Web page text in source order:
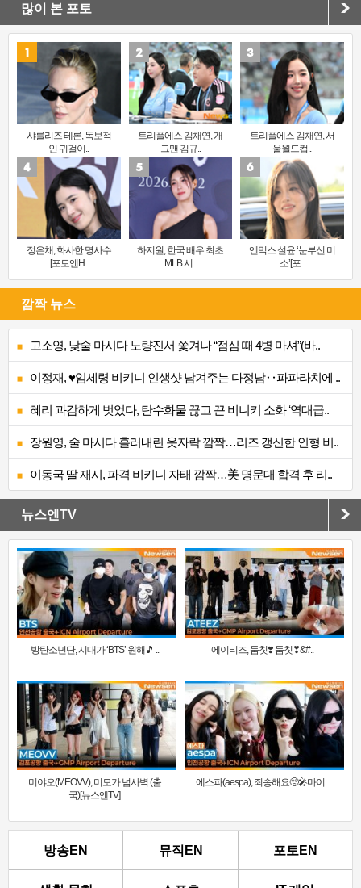
많이 본 포토
샤를리즈 테론, 독보적
인 귀걸이..
트리플에스 김채연, 개
그맨 김규..
트리플에스 김채연, 서
울월드컵..
정은채, 화사한 명사수
[포토엔H..
하지원, 한국 배우 최초
MLB 시..
엔믹스 설윤 ‘눈부신 미
소’[포..
깜짝 뉴스
고소영, 낮술 마시다 노량진서 쫓겨나 “점심 때 4병 마셔”(바..
이정재, ♥임세령 비키니 인생샷 남겨주는 다정남‥파파라치에 ..
혜리 과감하게 벗었다, 탄수화물 끊고 끈 비니키 소화 ‘역대급..
장원영, 술 마시다 흘러내린 옷자락 깜짝…리즈 갱신한 인형 비..
이동국 딸 재시, 파격 비키니 자태 깜짝…美 명문대 합격 후 리..
뉴스엔TV
방탄소년단, 시대가 ‘BTS’ 원해🎵 .. 에이티즈, 둠칫❣️ 둠칫❣&#..
미야오(MEOVV), 미모가 넘사벽 (출
국)[뉴스엔TV]
에스파(aespa), 죄송해요🥺🎤마이..
방송EN 뮤직EN 포토EN